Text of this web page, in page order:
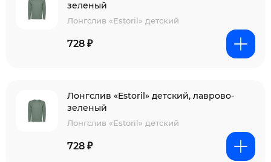
зеленый
Лонгслив «Estoril» детский
728 ₽
Лонгслив «Estoril» детский, лаврово-
зеленый
Лонгслив «Estoril» детский
728 ₽